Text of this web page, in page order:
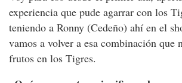
experiencia que pude agarrar con los
teniendo a Ronny (Cedeño) ahí en el
vamos a volver a esa combinación que
frutos en los Tigres.